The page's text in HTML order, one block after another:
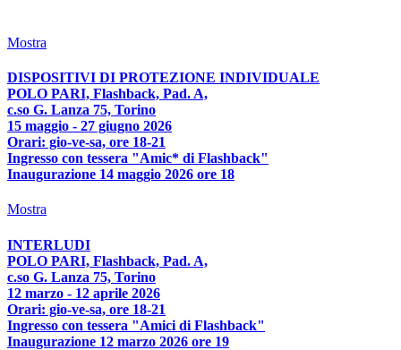
Mostra
DISPOSITIVI DI PROTEZIONE INDIVIDUALE
POLO PARI, Flashback, Pad. A,
c.so G. Lanza 75, Torino
15 maggio - 27 giugno 2026
Orari: gio-ve-sa, ore 18-21
Ingresso con tessera "Amic* di Flashback"
Inaugurazione 14 maggio 2026 ore 18
Mostra
INTERLUDI
POLO PARI, Flashback, Pad. A,
c.so G. Lanza 75, Torino
12 marzo - 12 aprile 2026
Orari: gio-ve-sa, ore 18-21
Ingresso con tessera "Amici di Flashback"
Inaugurazione 12 marzo 2026 ore 19